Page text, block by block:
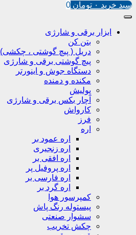
سبد خرید ۰ تومان 0
ابزار برقی و شارژی
بتن کن
دریل ( پیچ گوشتی ، چکشی)
پیچ گوشتی برقی و شارژی
دستگاه جوش و اینورتر
مکنده و دمنده
پولیش
آچار بکس برقی و شارژی
کارواش
فرز
اره
اره عمود بر
اره زنجیری
اره افقی بر
اره پروفیل پر
اره فارسی بر
اره گرد بر
کمپرسور هوا
پیستوله رنگ پاش
سشوار صنعتی
چکش تخریب